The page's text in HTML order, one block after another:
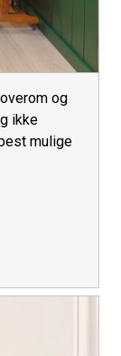
og
ikke
mulige